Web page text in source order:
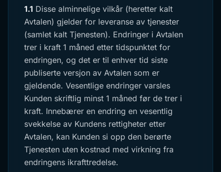
1.1 Disse alminnelige vilkår (heretter kalt
Avtalen) gjelder for leveranse av tjenester
(samlet kalt Tjenesten). Endringer i Avtalen
trer i kraft 1 måned etter tidspunktet for
endringen, og det er til enhver tid siste
publiserte versjon av Avtalen som er
gjeldende. Vesentlige endringer varsles
Kunden skriftlig minst 1 måned før de trer i
kraft. Innebærer en endring en vesentlig
svekkelse av Kundens rettigheter etter
Avtalen, kan Kunden si opp den berørte
Tjenesten uten kostnad med virkning fra
endringens ikrafttredelse.